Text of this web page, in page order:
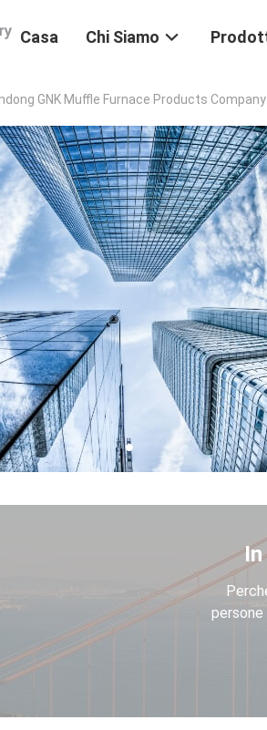
Casa Chi Siamo
GNK Muffle Furnace Products